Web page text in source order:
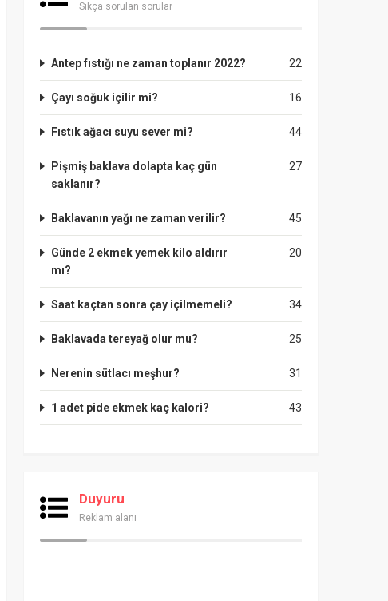
Sıkça sorulan sorular
22
Antep fıstığı ne zaman toplanır 2022?
16
Çayı soğuk içilir mi?
44
Fıstık ağacı suyu sever mi?
27
Pişmiş baklava dolapta kaç gün
saklanır?
45
Baklavanın yağı ne zaman verilir?
20
Günde 2 ekmek yemek kilo aldırır
mı?
34
Saat kaçtan sonra çay içilmemeli?
25
Baklavada tereyağ olur mu?
31
Nerenin sütlacı meşhur?
43
1 adet pide ekmek kaç kalori?
Duyuru
Reklam alanı